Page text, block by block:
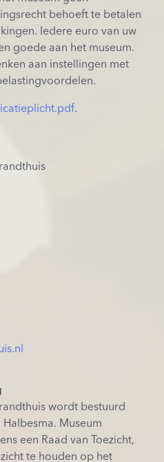
behoeft te betalen
Iedere euro van uw
goede aan het museum.
aan instellingen met
.
wordt bestuurd
Museum
een Raad van Toezicht,
te houden op het